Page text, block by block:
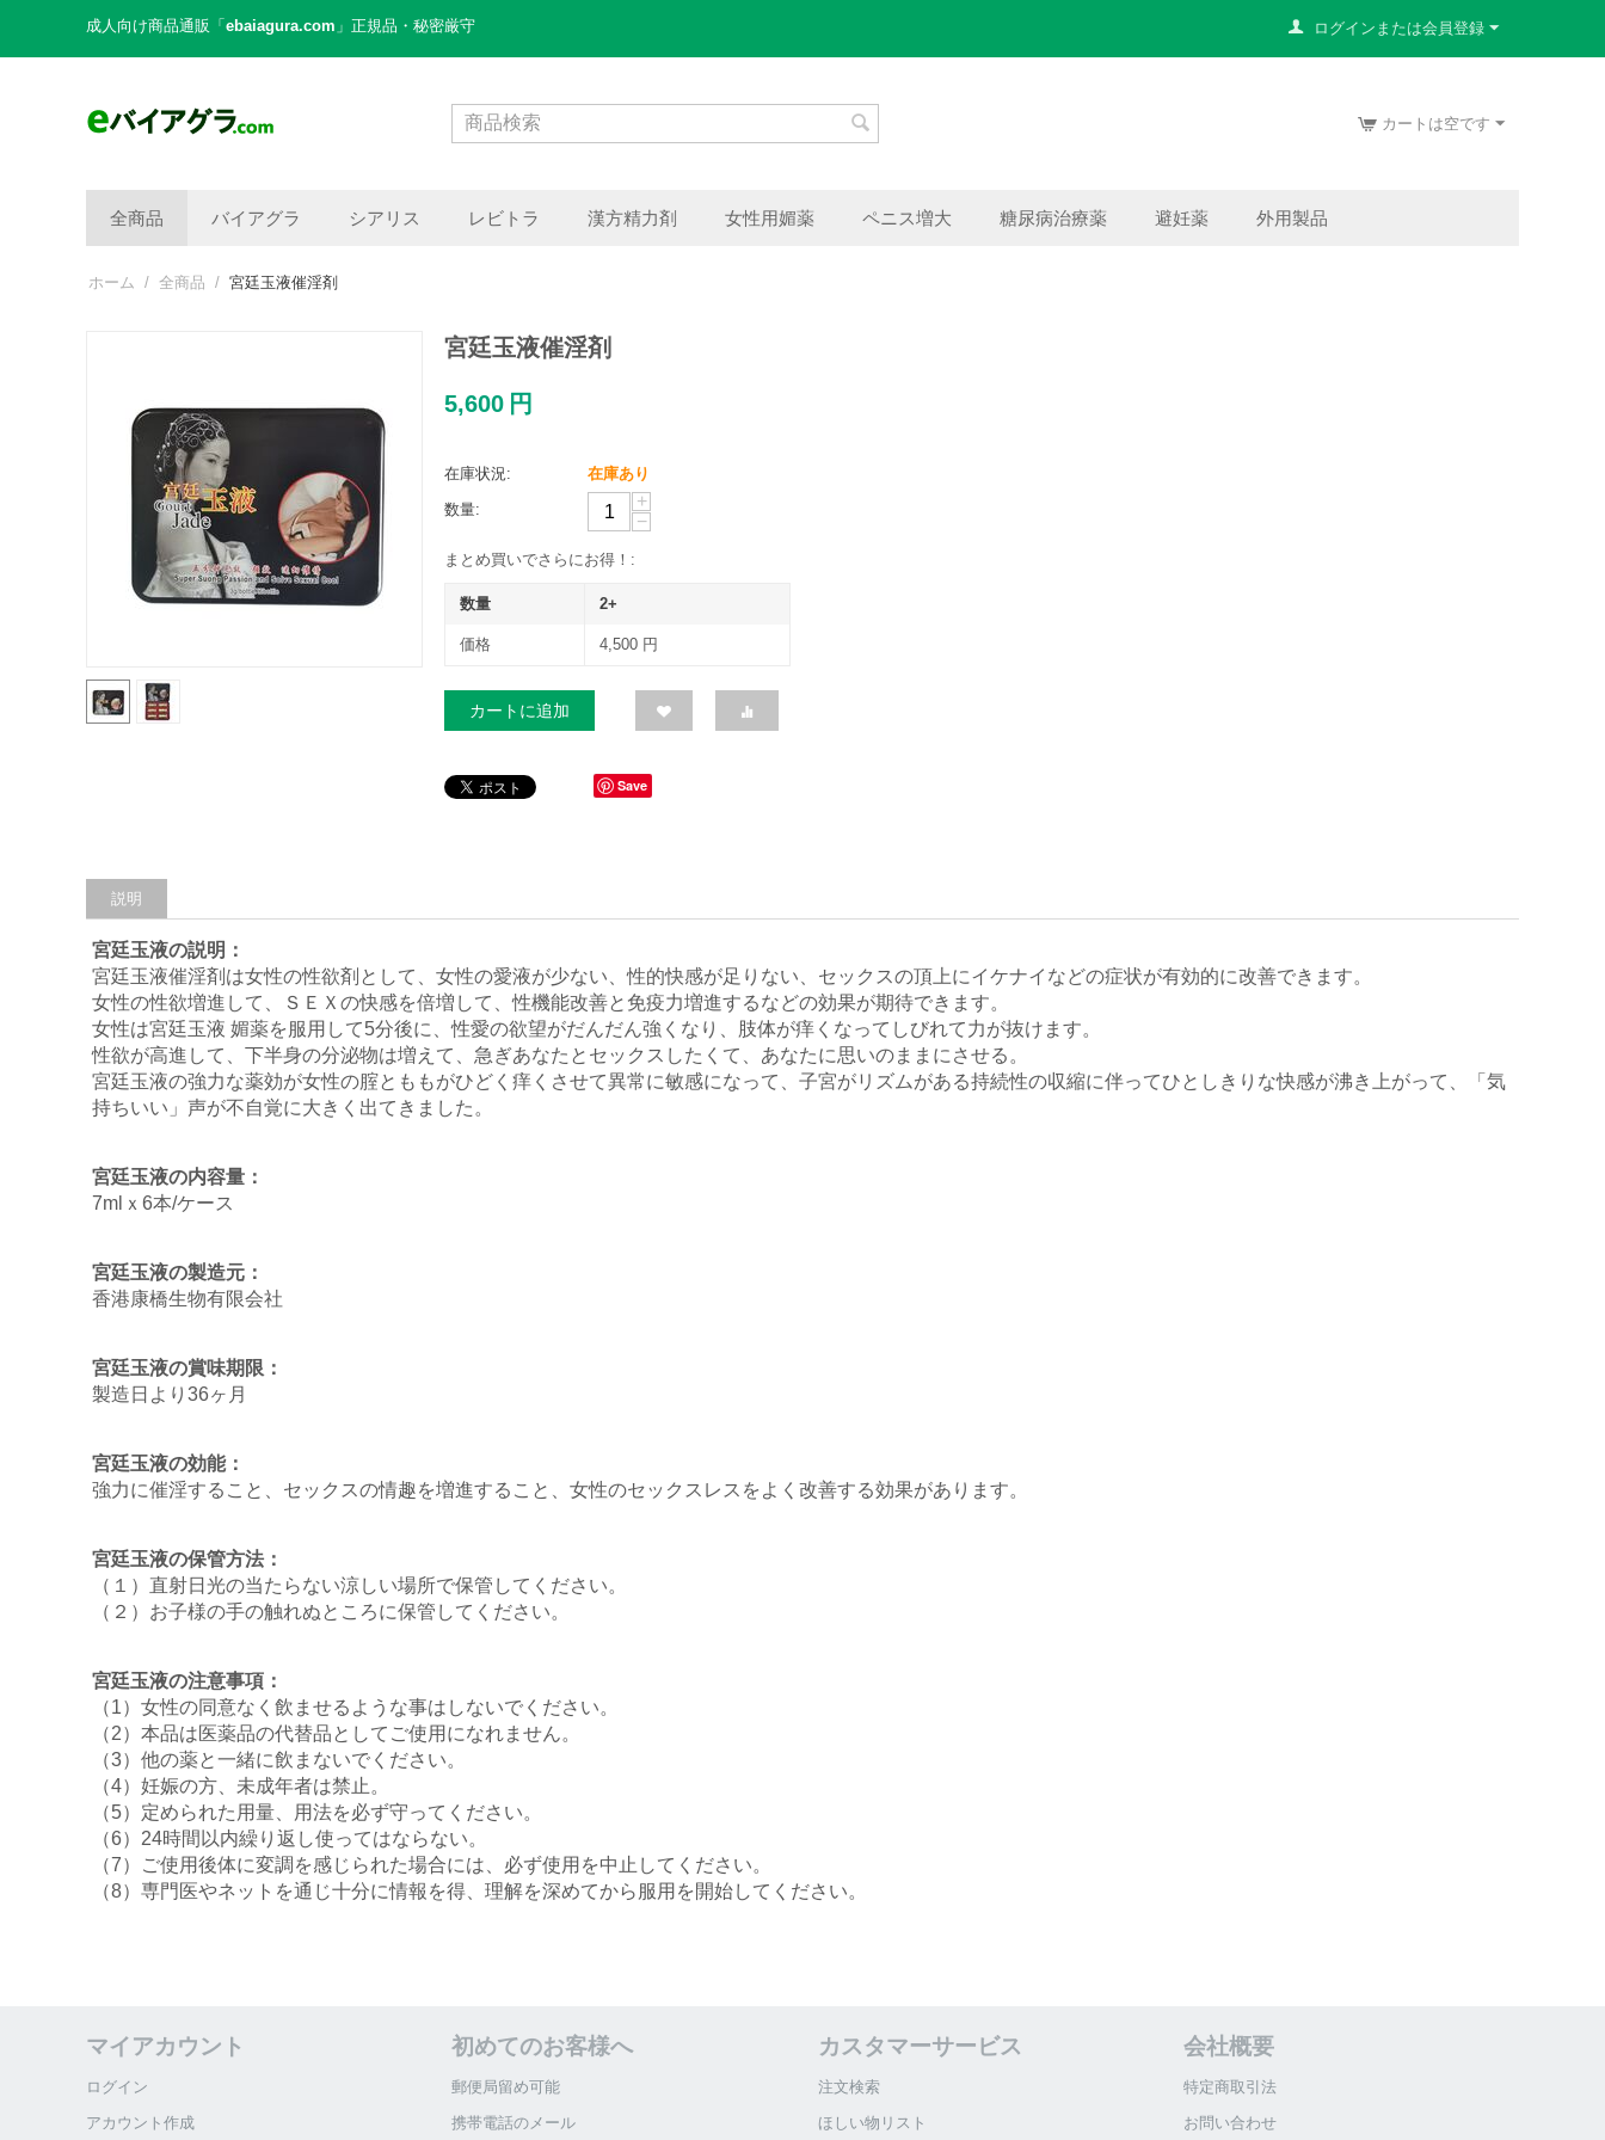
成人向け商品通販「 ebaiagura.com 」正規品・秘密厳守 ログインまたは会員登録
カートは空です
全商品 バイアグラ シアリス レビトラ 漢方精力剤 女性用媚薬 ペニス増大 糖尿病治療薬 避妊薬 外用製品
ホーム / 全商品 / 宮廷玉液催淫剤
宮廷玉液催淫剤
5,600 円
在庫状況:
在庫あり
数量:
+
−
まとめ買いでさらにお得！:
数量 2+
価格 4,500 円
カートに追加
Save
説明
宮廷玉液の説明：
宮廷玉液催淫剤は女性の性欲剤として、女性の愛液が少ない、性的快感が足りない、セックスの頂上にイケナイなどの症状が有効的に改善できます。
女性の性欲増進して、ＳＥＸの快感を倍増して、性機能改善と免疫力増進するなどの効果が期待できます。
女性は宮廷玉液 媚薬を服用して5分後に、性愛の欲望がだんだん強くなり、肢体が痒くなってしびれて力が抜けます。
性欲が高進して、下半身の分泌物は増えて、急ぎあなたとセックスしたくて、あなたに思いのままにさせる。
宮廷玉液の強力な薬効が女性の腟とももがひどく痒くさせて異常に敏感になって、子宮がリズムがある持続性の収縮に伴ってひとしきりな快感が沸き上がって、「気
持ちいい」声が不自覚に大きく出てきました。
宮廷玉液の内容量：
7mlｘ6本/ケース
宮廷玉液の製造元：
香港康橋生物有限会社
宮廷玉液の賞味期限：
製造日より36ヶ月
宮廷玉液の効能：
強力に催淫すること、セックスの情趣を増進すること、女性のセックスレスをよく改善する効果があります。
宮廷玉液の保管方法：
（１）直射日光の当たらない涼しい場所で保管してください。
（２）お子様の手の触れぬところに保管してください。
宮廷玉液の注意事項：
（1）女性の同意なく飲ませるような事はしないでください。
（2）本品は医薬品の代替品としてご使用になれません。
（3）他の薬と一緒に飲まないでください。
（4）妊娠の方、未成年者は禁止。
（5）定められた用量、用法を必ず守ってください。
（6）24時間以内繰り返し使ってはならない。
（7）ご使用後体に変調を感じられた場合には、必ず使用を中止してください。
（8）専門医やネットを通じ十分に情報を得、理解を深めてから服用を開始してください。
マイアカウント
ログイン
アカウント作成
初めてのお客様へ
郵便局留め可能
携帯電話のメール
カスタマーサービス
注文検索
ほしい物リスト
会社概要
特定商取引法
お問い合わせ